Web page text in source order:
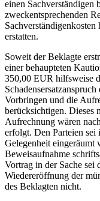
einen Sachverständigen
zweckentsprechenden
Sachverständigenkosten
erstatten.
Soweit der Beklagte
einer behaupteten
350,00 EUR hilfsweise
Vorbringen und die
berücksichtigen. Dieses
Aufrechnung wären
erfolgt. Den Parteien
Gelegenheit eingeräumt
Beweisaufnahme
Vortrag in der Sache sei
Wiedereröffnung der
des Beklagten nicht.